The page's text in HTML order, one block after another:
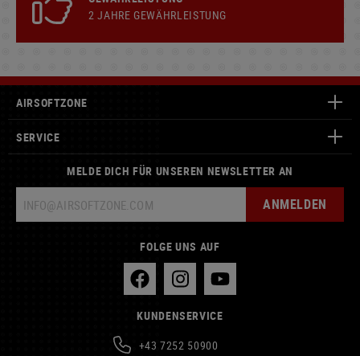
2 JAHRE GEWÄHRLEISTUNG
AIRSOFTZONE
SERVICE
MELDE DICH FÜR UNSEREN NEWSLETTER AN
ANMELDEN
FOLGE UNS AUF
KUNDENSERVICE
+43 7252 50900